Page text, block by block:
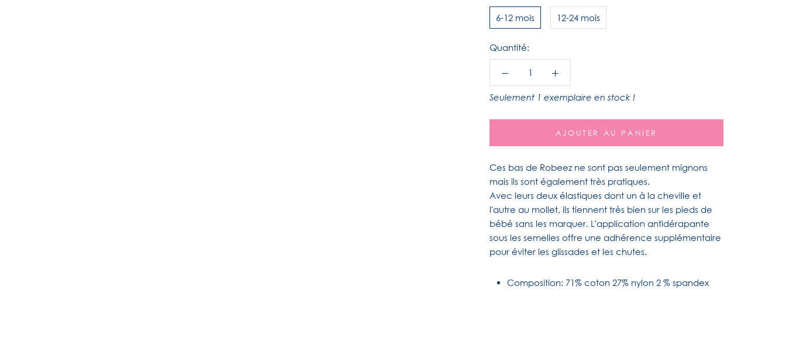
6-12 mois 12-24 mois
Quantité:
Seulement 1 exemplaire en stock !
AJOUTER AU PANIER
Ces bas de Robeez ne sont pas seulement mignons
mais ils sont également très pratiques.
Avec leurs deux élastiques dont un à la cheville et
l'autre au mollet, ils tiennent très bien sur les pieds de
bébé sans les marquer. L'application antidérapante
sous les semelles offre une adhérence supplémentaire
pour éviter les glissades et les chutes.
Composition: 71% coton 27% nylon 2 % spandex